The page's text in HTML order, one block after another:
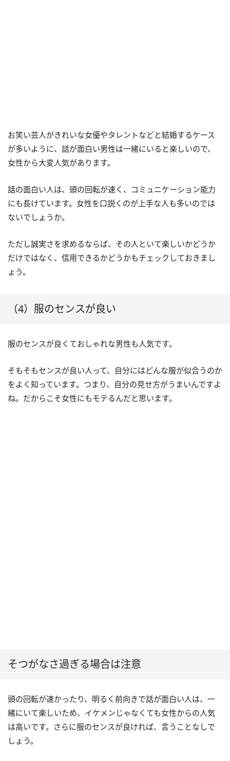
お笑い芸人がきれいな女優やタレントなどと結婚するケース
が多いように、話が面白い男性は一緒にいると楽しいので、
女性から大変人気があります。
話の面白い人は、頭の回転が速く、コミュニケーション能力
にも長けています。女性を口説くのが上手な人も多いのでは
ないでしょうか。
ただし誠実さを求めるならば、その人といて楽しいかどうか
だけではなく、信用できるかどうかもチェックしておきまし
ょう。
（4）服のセンスが良い
服のセンスが良くておしゃれな男性も人気です。
そもそもセンスが良い人って、自分にはどんな服が似合うのか
をよく知っています。つまり、自分の見せ方がうまいんですよ
ね。だからこそ女性にもモテるんだと思います。
そつがなさ過ぎる場合は注意
頭の回転が速かったり、明るく前向きで話が面白い人は、一
緒にいて楽しいため、イケメンじゃなくても女性からの人気
は高いです。さらに服のセンスが良ければ、言うことなしで
しょう。